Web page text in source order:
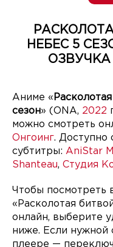
НЕБЕС 5
ОЗВУЧКА
Аниме «
сезон» (ONA, 2022
можно смотреть
Онгоинг. Доступно
субтитры: AniStar
Shanteau, Студия
Чтобы посмотреть
«Расколотая
онлайн, выберите
ниже. Если нужной
плеере —